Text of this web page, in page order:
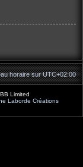
horaire surUTC+02:00
Limited
Laborde Créations